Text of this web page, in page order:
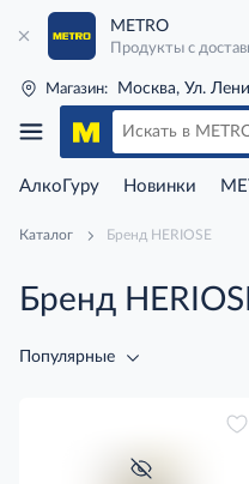
METRO
Продукты с
Магазин: Москва, Ул.
АлкоГуру Новинки
Каталог Бренд HERIOSE
Бренд
Популярные